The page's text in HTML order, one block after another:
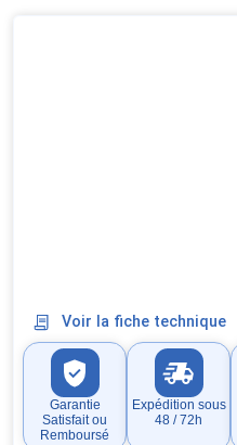
Voir la fiche technique
Garantie
Satisfait ou
Remboursé
Expédition sous
48 / 72h